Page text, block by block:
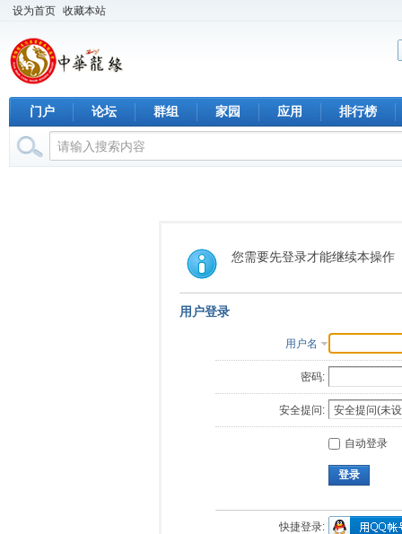
设为首页 收藏本站
门户 论坛 群组 家园 应用 排行榜
您需要先登录才能继续本操作
用户登录
用户名
密码:
安全提问:
自动登录
登录
快捷登录: